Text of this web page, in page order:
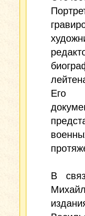
Его
В